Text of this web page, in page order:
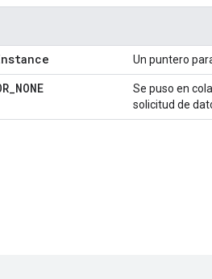
Un puntero
_NONE
Se puso en
solicitud de